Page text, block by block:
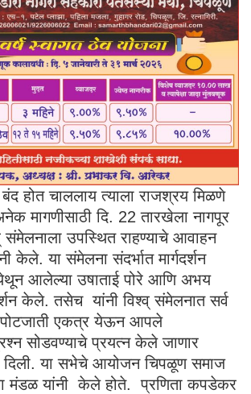
होत चाललाय त्याला राजश्रय मिळणे
मागणीसाठी दि. 22 तारखेला नागपूर
संमेलनाला उपस्थित राहण्याचे आवाहन
केले. या संमेलना संदर्भात मार्गदर्शन
आलेल्या उषाताई पोरे आणि अभय
केले. तसेच यांनी विश्व् संमेलनात सर्व
पोटजाती एकत्र येऊन आपले
सोडवण्याचे प्रयत्न केले जाणार
दिली. या सभेचे आयोजन चिपळूण समाज
मंडळ यांनी केले होते. प्रणिता कपडेकर